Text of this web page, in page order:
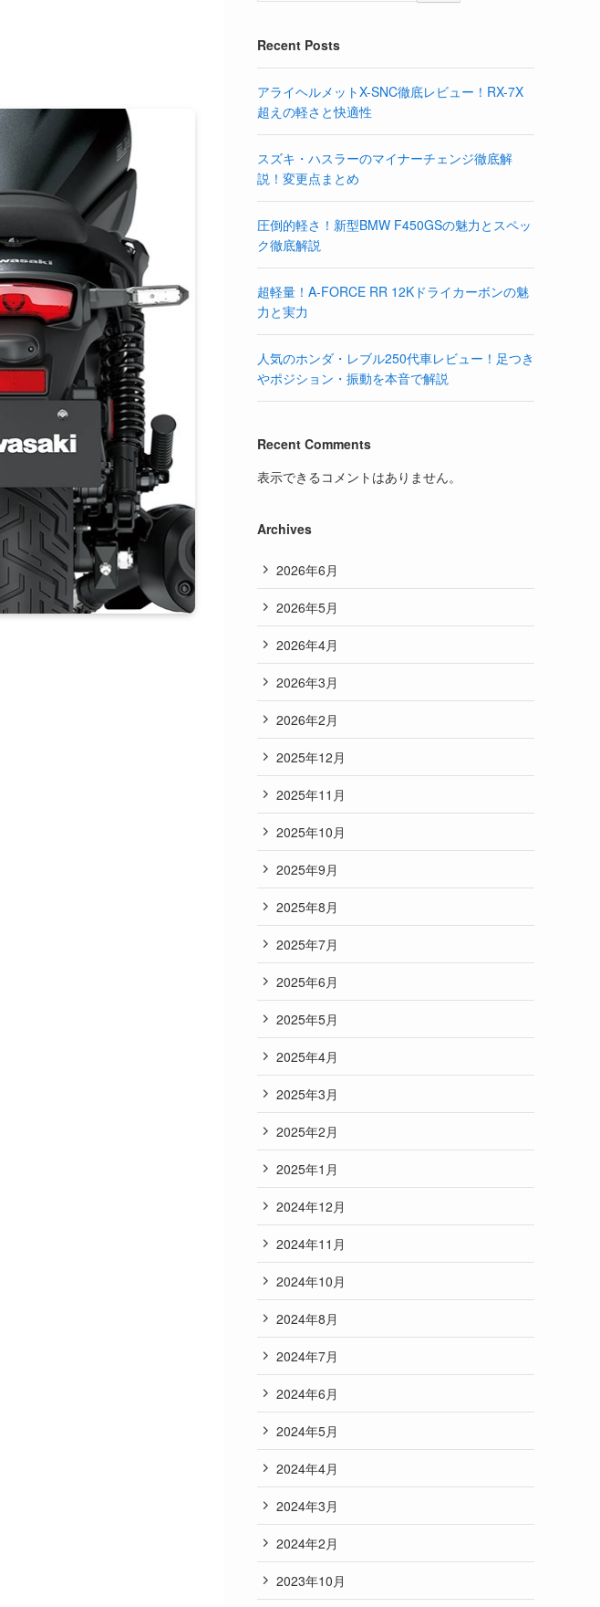
Recent Posts
アライヘルメットX-SNC徹底レビュー！RX-7X
超えの軽さと快適性
スズキ・ハスラーのマイナーチェンジ徹底解
説！変更点まとめ
圧倒的軽さ！新型BMW F450GSの魅力とスペッ
ク徹底解説
超軽量！A-FORCE RR 12Kドライカーボンの魅
力と実力
人気のホンダ・レブル250代車レビュー！足つき
やポジション・振動を本音で解説
Recent Comments
表示できるコメントはありません。
Archives
2026年6月
2026年5月
2026年4月
2026年3月
2026年2月
2025年12月
2025年11月
2025年10月
2025年9月
2025年8月
2025年7月
2025年6月
2025年5月
2025年4月
2025年3月
2025年2月
2025年1月
2024年12月
2024年11月
2024年10月
2024年8月
2024年7月
2024年6月
2024年5月
2024年4月
2024年3月
2024年2月
2023年10月